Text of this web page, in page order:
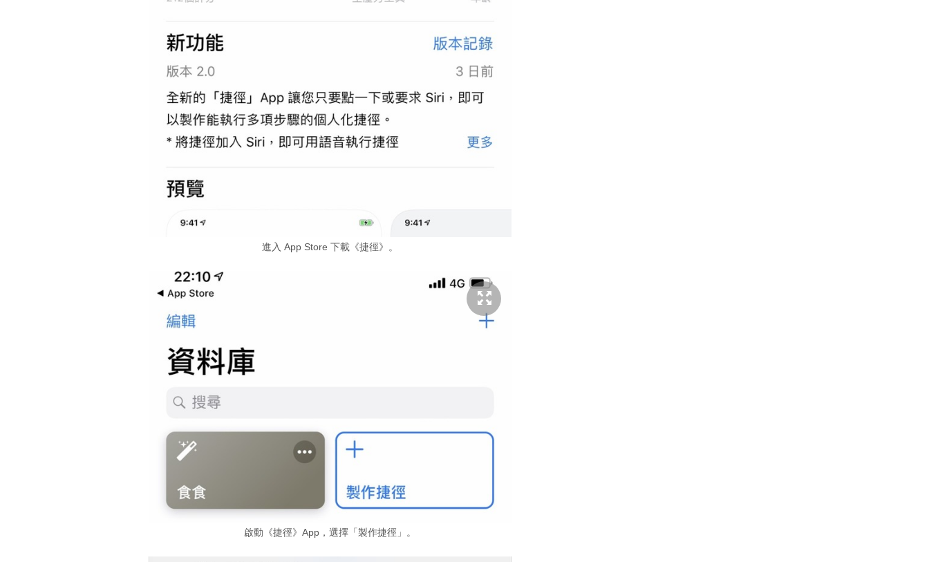
進入 App Store 下載《捷徑》。
啟動《捷徑》App，選擇「製作捷徑」。